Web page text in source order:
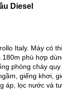
Diesel
Italy. Máy có
phù hợp
phòng cháy
giếng khơi,
áp, lọc nước và